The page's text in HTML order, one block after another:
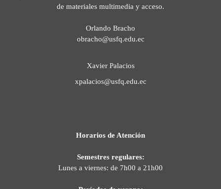
de materiales multimedia y acceso.
Orlando Bracho
obracho@usfq.edu.ec
Xavier Palacios
xpalacios@usfq.edu.ec
Horarios de Atención
Semestres regulares:
Lunes a viernes: de 7h00 a 21h00